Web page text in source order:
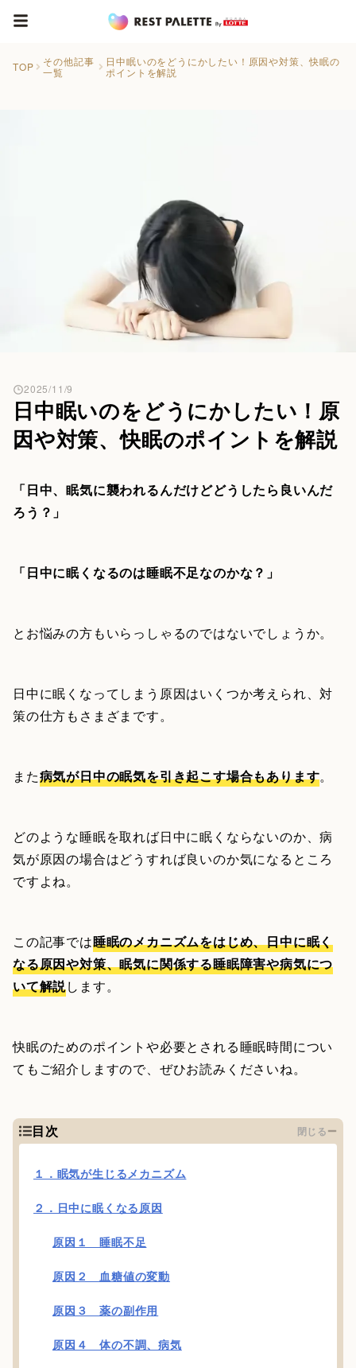
TOP
その他記事
一覧
日中眠いのをどうにかしたい！原因や対策、快眠の
ポイントを解説
日中眠いのをどうにかしたい！原
因や対策、快眠のポイントを解説
2025/11/9
「日中、眠気に襲われるんだけどどうしたら良いんだ
ろう？」
「日中に眠くなるのは睡眠不足なのかな？」
とお悩みの方もいらっしゃるのではないでしょうか。
日中に眠くなってしまう原因はいくつか考えられ、対
策の仕方もさまざまです。
また病気が日中の眠気を引き起こす場合もあります。
どのような睡眠を取れば日中に眠くならないのか、病
気が原因の場合はどうすれば良いのか気になるところ
ですよね。
この記事では睡眠のメカニズムをはじめ、日中に眠く
なる原因や対策、眠気に関係する睡眠障害や病気につ
いて解説します。
快眠のためのポイントや必要とされる睡眠時間につい
てもご紹介しますので、ぜひお読みくださいね。
目次 閉じる
１．眠気が生じるメカニズム
２．日中に眠くなる原因
原因１ 睡眠不足
原因２ 血糖値の変動
原因３ 薬の副作用
原因４ 体の不調、病気